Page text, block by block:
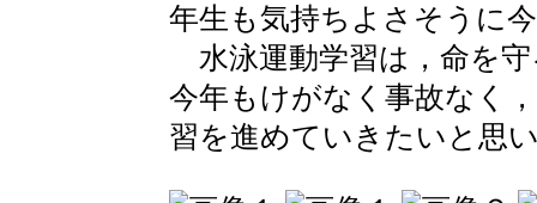
年生も気持ちよさそうに
水泳運動学習は，命を
今年もけがなく事故なく
習を進めていきたいと思